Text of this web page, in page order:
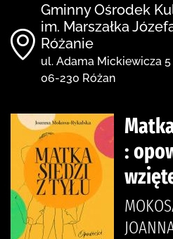
Gminny Ośrodek
im. Marszałka
Różanie
ul. Adama Mickiewicza 5
06-230 Różan
: